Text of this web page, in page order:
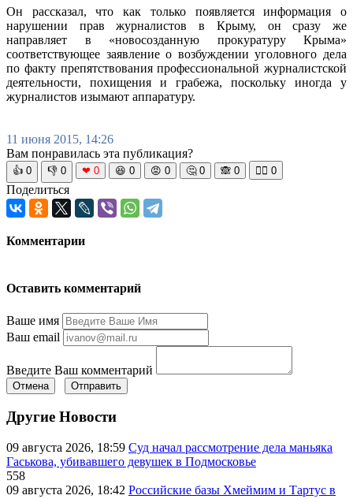
Он рассказал, что как только появляется информация о
нарушении прав журналистов в Крыму, он сразу же
направляет в «новосозданную прокуратуру Крыма»
соответствующее заявление о возбуждении уголовного дела
по факту препятствования профессиональной журналистской
деятельности, похищения и грабежа, поскольку иногда у
журналистов изымают аппаратуру.
11 июня 2015, 14:26
Вам понравилась эта публикация?
👍 0 👎 0 ❤ 0 😆 0 😡 0 🤔 0 🙈 0 🧘‍♀️ 0
Поделиться
Комментарии
Оставить комментарий
Ваше имя
Ваш email
Введите Ваш комментарий
Отмена Отправить
Другие Новости
09 августа 2026, 18:59 Суд начал рассмотрение дела маньяка
Гаськова, убивавшего девушек в Подмосковье
558
09 августа 2026, 18:42 Российские базы Хмеймим и Тартус в